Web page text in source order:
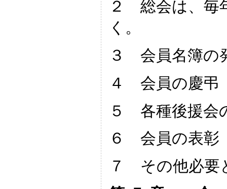
２ 総会は、毎
く。
３ 会員名簿の
４ 会員の慶弔
５ 各種後援会
６ 会員の表彰
７ その他必要